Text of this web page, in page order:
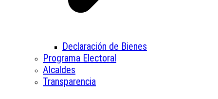
Declaración de Bienes
Programa Electoral
Alcaldes
Transparencia